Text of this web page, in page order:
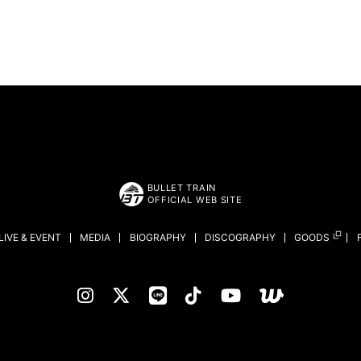
BULLET TRAIN
OFFICIAL WEB SITE
& EVENT MEDIA BIOGRAPHY DISCOGRAPHY GOODS